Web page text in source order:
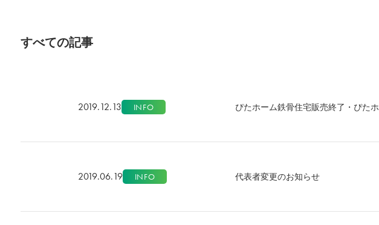
すべての記事
2019.12.13 INFO ぴたホーム鉄骨住宅販売終了・ぴた
2019.06.19 INFO 代表者変更のお知らせ